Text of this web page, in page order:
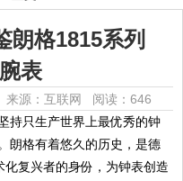
朗格1815系列
表
来源：互联网 阅读：646
持只生产世界上最优秀的钟
朗格有着悠久的历史，是德
复兴者的身份，为钟表创造